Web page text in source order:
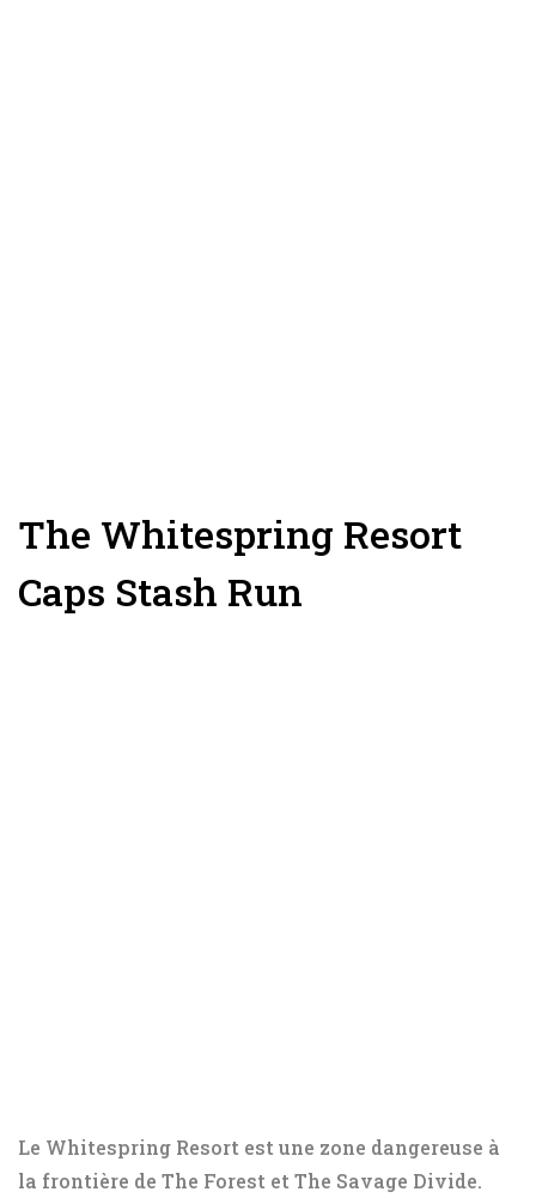
The Whitespring Resort
Caps Stash Run
Le Whitespring Resort est une zone dangereuse à
la frontière de The Forest et The Savage Divide.